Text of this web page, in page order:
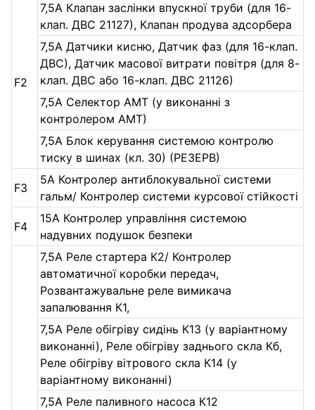
F2
7,5А Клапан заслінки впускної труби (для 16-
клап. ДВС 21127), Клапан продува адсорбера
7,5А Датчики кисню, Датчик фаз (для 16-клап.
ДВС), Датчик масової витрати повітря (для 8-
клап. ДВС або 16-клап. ДВС 21126)
7,5А Селектор АМТ (у виконанні з
контролером АМТ)
7,5А Блок керування системою контролю
тиску в шинах (кл. 30) (РЕЗЕРВ)
F3
5А Контролер антиблокувальної системи
гальм/ Контролер системи курсової стійкості
F4
15А Контролер управління системою
надувних подушок безпеки
7,5А Реле стартера К2/ Контролер
автоматичної коробки передач,
Розвантажувальне реле вимикача
запалювання К1,
7,5А Реле обігріву сидінь К13 (у варіантному
виконанні), Реле обігріву заднього скла Кб,
Реле обігріву вітрового скла К14 (у
варіантному виконанні)
7,5А Реле паливного насоса К12